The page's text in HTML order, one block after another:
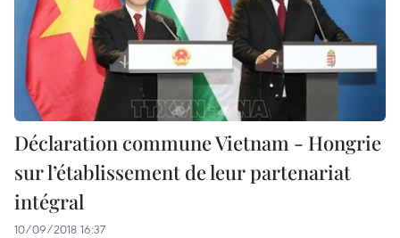
Déclaration commune Vietnam - Hongrie
sur l’établissement de leur partenariat
intégral
10/09/2018 16:37